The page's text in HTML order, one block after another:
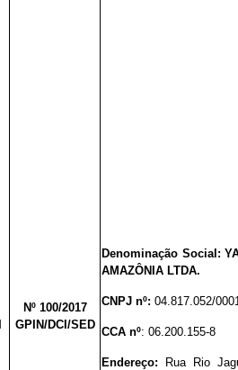
Nº 100/2017
GPIN/DCI/SED
Denominação Social:
AMAZÔNIA LTDA.
CNPJ nº:04.817.052/
CCA nº:06.200.155-8
Endereço: Rua Rio